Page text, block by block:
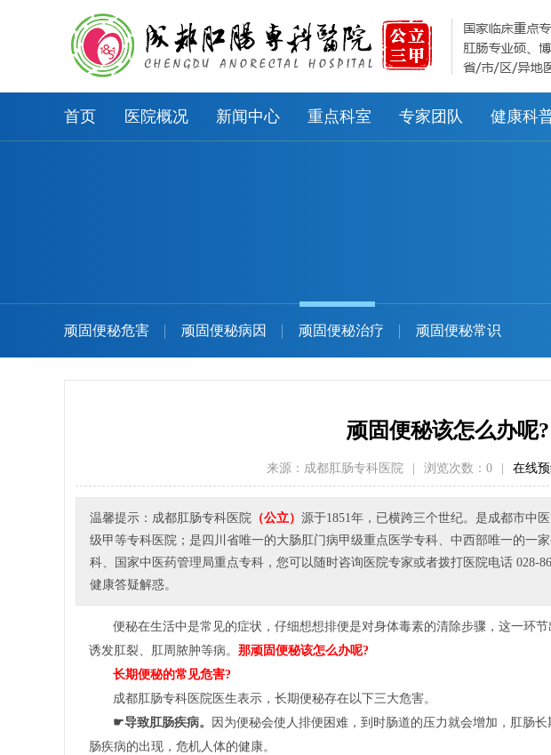
首页 医院概况 新闻中心 重点科室 专家团队 健康科
顽固便秘危害 顽固便秘病因 顽固便秘治疗 顽固便秘常识
顽固便秘该怎么办呢?
来源：成都肛肠专科医院 浏览次数： 0 在线
温馨提示：成都肛肠专科医院 （公立） 源于1851年，已横跨三个世纪。是成都市中
级甲等专科医院；是四川省唯一的大肠肛门病甲级重点医学专科、中西部唯一的一
科、国家中医药管理局重点专科，您可以随时咨询医院专家或者拨打医院电话 028-
健康答疑解惑。
便秘在生活中是常见的症状，仔细想想排便是对身体毒素的清除步骤，这一环
诱发肛裂、肛周脓肿等病。 那顽固便秘该怎么办呢?
长期便秘的常见危害?
成都肛肠专科医院医生表示，长期便秘存在以下三大危害。
☛导致肛肠疾病。
因为便秘会使人排便困难，到时肠道的压力就会增加，肛肠
肠疾病的出现，危机人体的健康。